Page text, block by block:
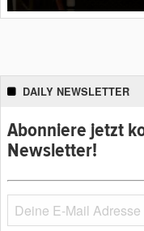
DAILY NEWSLETTER
Abonniere jetzt
Newsletter!